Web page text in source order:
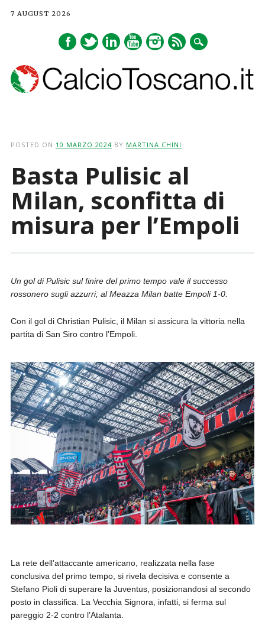
7 AUGUST 2026
POSTED ON 10 MARZO 2024 BY MARTINA CHINI
Basta Pulisic al
Milan, sconfitta di
misura per l’Empoli
Un gol di Pulisic sul finire del primo tempo vale il successo
rossonero sugli azzurri; al Meazza Milan batte Empoli 1-0.
Con il gol di Christian Pulisic, il Milan si assicura la vittoria nella
partita di San Siro contro l’Empoli.
La rete dell’attaccante americano, realizzata nella fase
conclusiva del primo tempo, si rivela decisiva e consente a
Stefano Pioli di superare la Juventus, posizionandosi al secondo
posto in classifica. La Vecchia Signora, infatti, si ferma sul
pareggio 2-2 contro l’Atalanta.